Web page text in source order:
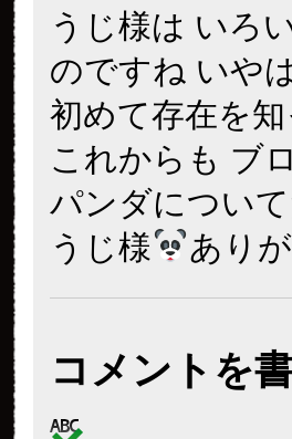
うじ様は いろ
のですね いや
初めて存在を
これからも ブ
パンダについ
うじ様
あり
コメントを